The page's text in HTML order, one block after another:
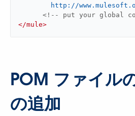
http://
<!-- put your global
</mule>
POM ファイル
の追加